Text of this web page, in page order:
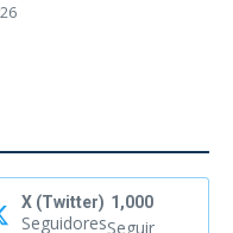
X (Twitter) 1,000
SeguidoresSeguir